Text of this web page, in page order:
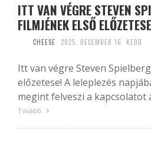
ITT VAN VÉGRE STEVEN
FILMJÉNEK ELSŐ
CHEESE 2025. DECEMBER 16. KEDD
Itt van végre Steven
előzetese! A leleplezés
megint felveszi a kapcsolatot
Tovább